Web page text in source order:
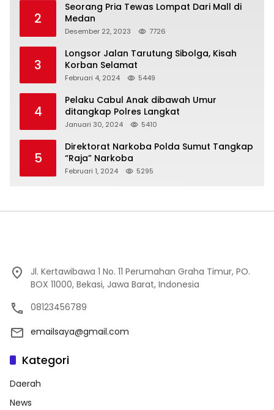
2
Seorang Pria Tewas Lompat Dari Mall di
Medan
Desember 22, 2023 7726
3
Longsor Jalan Tarutung Sibolga, Kisah
Korban Selamat
Februari 4, 2024 5449
4
Pelaku Cabul Anak dibawah Umur
ditangkap Polres Langkat
Januari 30, 2024 5410
5
Direktorat Narkoba Polda Sumut Tangkap
“Raja” Narkoba
Februari 1, 2024 5295
Jl. Kertawibawa 1 No. 11 Perumahan Graha Timur, PO.
BOX 11000, Bekasi, Jawa Barat, Indonesia
08123456789
emailsaya@gmail.com
Kategori
Daerah
News